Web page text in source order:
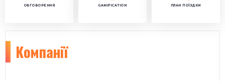
ОБГОВОРЕННЯ GAMIFICATION ПЛАН ПОЇЗДКИ
Компанії